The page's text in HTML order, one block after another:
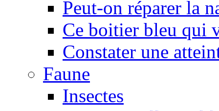
Peut-on réparer la
Ce boitier bleu qui
Constater une
Faune
Insectes